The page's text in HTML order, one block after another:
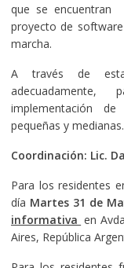
que se encuentran
proyecto de
marcha.
A través de esta
adecuadamente,
implementación
pequeñas y medianas.
Coordinación: Lic.
Para los residentes
día Martes 31 de
informativa en
Aires, República